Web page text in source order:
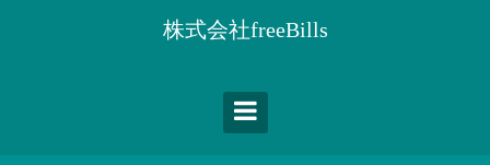
株式会社freeBills